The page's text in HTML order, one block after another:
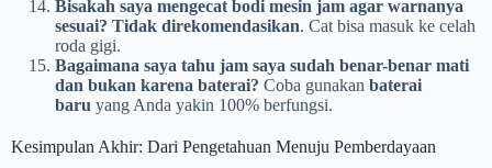
Bisakah saya mengecat bodi mesin jam agar warnanya
sesuai? Tidak direkomendasikan. Cat bisa masuk ke celah
roda gigi.
Bagaimana saya tahu jam saya sudah benar-benar mati
dan bukan karena baterai? Coba gunakan baterai
baru yang Anda yakin 100% berfungsi.
Kesimpulan Akhir: Dari Pengetahuan Menuju Pemberdayaan